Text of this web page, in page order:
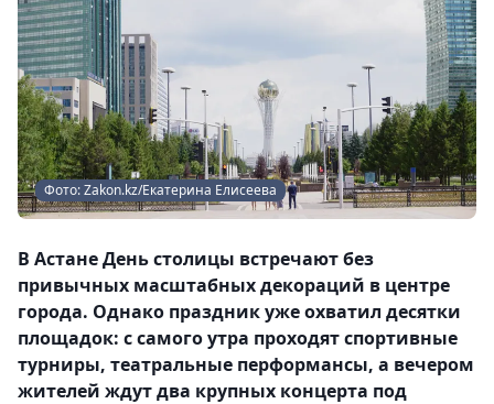
Фото: Zakon.kz/Екатерина Елисеева
В Астане День столицы встречают без
привычных масштабных декораций в центре
города. Однако праздник уже охватил десятки
площадок: с самого утра проходят спортивные
турниры, театральные перформансы, а вечером
жителей ждут два крупных концерта под